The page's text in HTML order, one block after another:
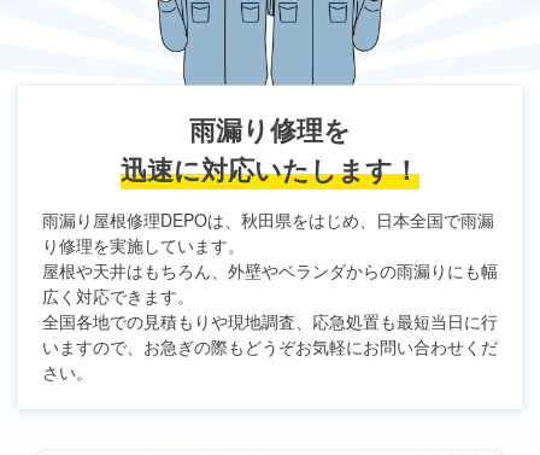
雨漏り修理を
迅速に対応いたします！
雨漏り屋根修理DEPOは、秋田県をはじめ、日本全国で雨漏
り修理を実施しています。
屋根や天井はもちろん、外壁やベランダからの雨漏りにも幅
広く対応できます。
全国各地での見積もりや現地調査、応急処置も最短当日に行
いますので、お急ぎの際もどうぞお気軽にお問い合わせくだ
さい。